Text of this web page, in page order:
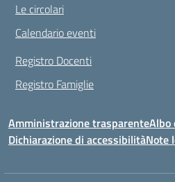
Le circolari
Calendario eventi
Registro Docenti
Registro Famiglie
Amministrazione trasparenteAlbo
Dichiarazione di accessibilitàNote